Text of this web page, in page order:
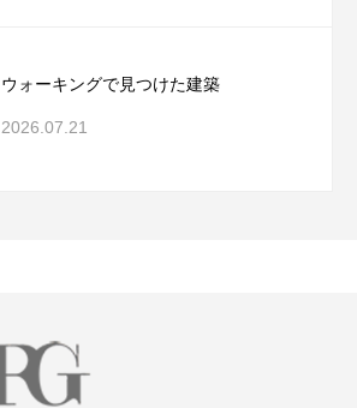
ウォーキングで見つけた建築
2026.07.21